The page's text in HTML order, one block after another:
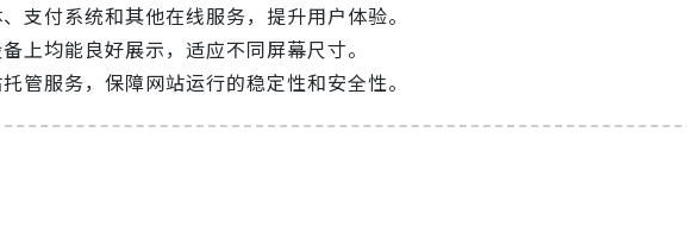
支付系统和其他在线服务，提升用户体验。
上均能良好展示，适应不同屏幕尺寸。
管服务，保障网站运行的稳定性和安全性。